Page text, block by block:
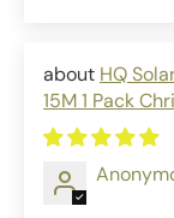
HQ
15M 1 Pack